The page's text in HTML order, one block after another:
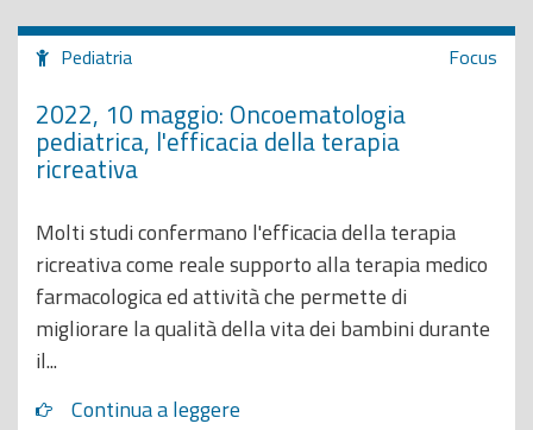
Pediatria Focus
2022, 10 maggio: Oncoematologia
pediatrica, l'efficacia della terapia
ricreativa
Molti studi confermano l'efficacia della terapia
ricreativa come reale supporto alla terapia medico
farmacologica ed attività che permette di
migliorare la qualità della vita dei bambini durante
il...
Continua a leggere